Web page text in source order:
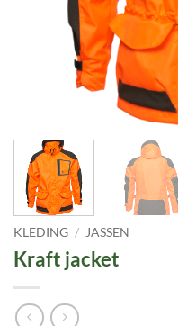
KLEDING / JASSEN
Kraft jacket